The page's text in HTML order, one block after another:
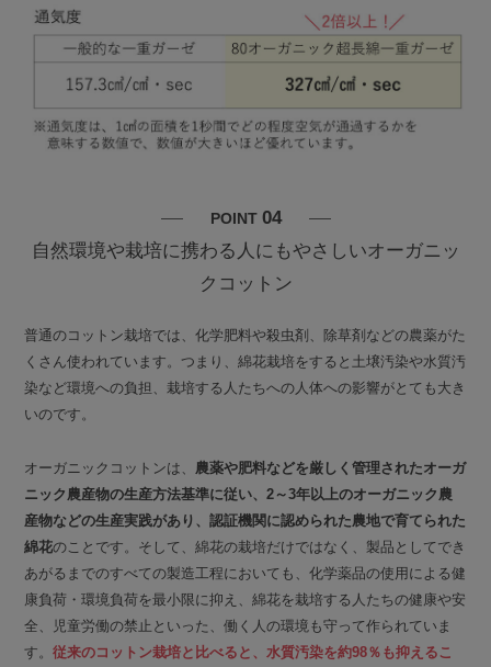
POINT 04
自然環境や栽培に携わる人にもやさしいオーガニッ
クコットン
普通のコットン栽培では、化学肥料や殺虫剤、除草剤などの農薬がた
くさん使われています。つまり、綿花栽培をすると土壌汚染や水質汚
染など環境への負担、栽培する人たちへの人体への影響がとても大き
いのです。
オーガニックコットンは、 農薬や肥料などを厳しく管理されたオーガ
ニック農産物の生産方法基準に従い、2～3年以上のオーガニック農
産物などの生産実践があり、認証機関に認められた農地で育てられた
綿花のことです。そして、綿花の栽培だけではなく、製品としてでき
あがるまでのすべての製造工程においても、化学薬品の使用による健
康負荷・環境負荷を最小限に抑え、綿花を栽培する人たちの健康や安
全、児童労働の禁止といった、働く人の環境も守って作られていま
す。従来のコットン栽培と比べると、水質汚染を約98％も抑えるこ